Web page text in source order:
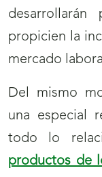
propicien la
mercado
Del mismo
una especial
todo lo
productos de